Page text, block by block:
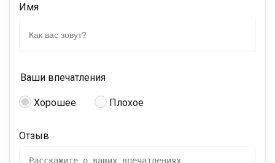
Имя
Ваши впечатления
Хорошее Плохое
Отзыв